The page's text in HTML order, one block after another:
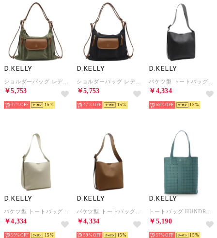
D.KELLY
￥5,753
47% 15
D.KELLY
￥5,753
47% 15
D.KELLY
￥4,334
59% 15
D.KELLY
バケツ型 トートバッグ A4 大容量 軽量 シンプル ユニセックス 通勤 通学 オフィス ML-7112 （アイボリー）
￥4,334
59% 15
D.KELLY
バケツ型 トートバッグ A4 大容量 軽量 シンプル ユニセックス 通勤 通学 オフィス ML-7112 （キャメル）
￥4,334
59% 15
D.KELLY
トートバッグ HUNDRED タテ型 パンチング デザイン トート バッグ レディース 大容量 MB-004 （ターコイズ）
￥5,190
57% 15